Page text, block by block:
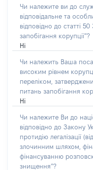
Чи належите ви до
відповідальне та
відповідно до статті
запобігання корупції”?
Ні
Чи належить Ваша
високим рівнем
переліком,
питань запобігання
Ні
Чи належите Ви до
відповідно до Закону
протидію легалізації
злочинним шляхом,
фінансуванню
знищення”?